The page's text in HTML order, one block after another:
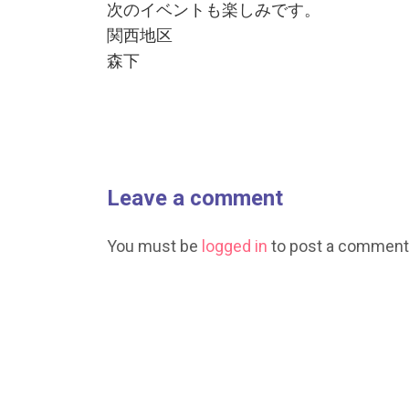
次のイベントも楽しみです。
関西地区
森下
Leave a comment
You must be logged in to post a